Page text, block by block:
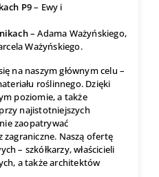
P9– Ewy i
– Adama Ważyńskiego,
Ważyńskiego.
na naszym głównym celu –
roślinnego. Dzięki
poziomie, a także
najistotniejszych
zaopatrywać
Naszą ofertę
– szkółkarzy, właścicieli
a także architektów